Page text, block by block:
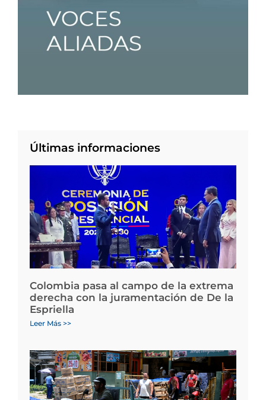
Últimas informaciones
Colombia pasa al campo de la extrema
derecha con la juramentación de De la
Espriella
Leer Más >>